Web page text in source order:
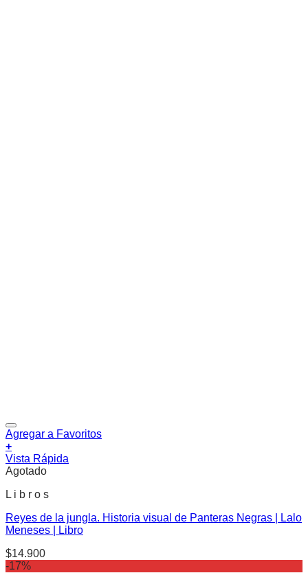
Agregar a Favoritos
+
Vista Rápida
Agotado
L i b r o s
Reyes de la jungla. Historia visual de Panteras Negras | Lalo
Meneses | Libro
$14.900
-17%